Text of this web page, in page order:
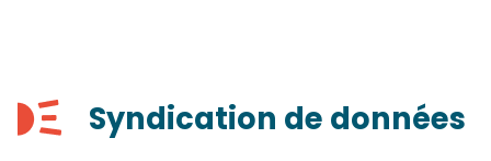
Syndication de données